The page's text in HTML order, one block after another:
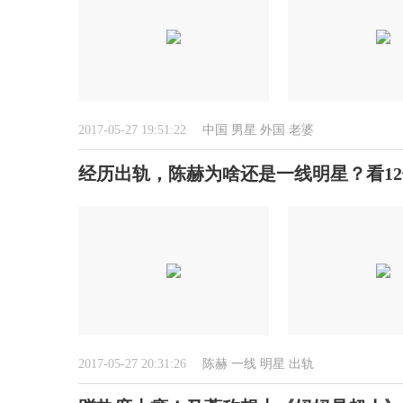
2017-05-27 19:51:22 中国 男星 外国 老婆
经历出轨，陈赫为啥还是一线明星？看
2017-05-27 20:31:26 陈赫 一线 明星 出轨